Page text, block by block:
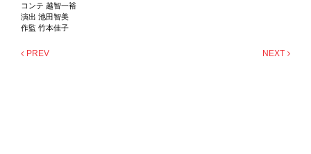
コンテ 越智一裕
演出 池田智美
作監 竹本佳子
PREV NEXT